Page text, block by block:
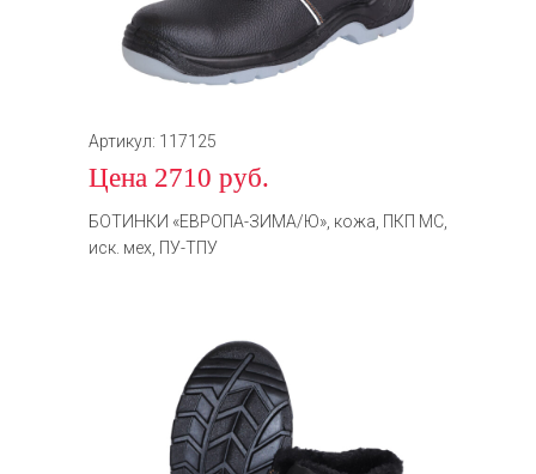
Артикул: 117125
Цена 2710 руб.
БОТИНКИ «ЕВРОПА-ЗИМА/Ю», кожа, ПКП МС,
иск. мех, ПУ-ТПУ